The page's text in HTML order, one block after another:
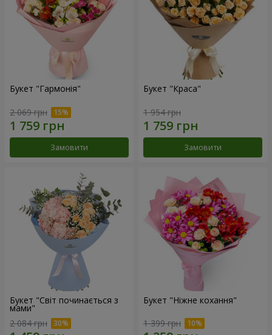
Букет "Гармонія"
2 069 грн
Замовити
Букет "Краса"
1 954 грн
Замовити
Букет "Світ починається з
мами"
2 084 грн
Букет "Ніжне кохання"
1 399 грн